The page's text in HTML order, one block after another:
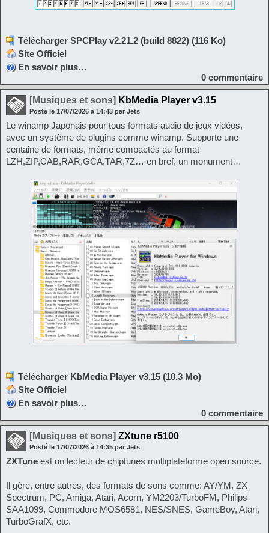
Télécharger SPCPlay v2.21.2 (build 8822) (116 Ko)
Site Officiel
En savoir plus…
0 commentaire
[Musiques et sons] KbMedia Player v3.15
Posté le 17/07/2026 à 14:43 par Jets
Le winamp Japonais pour tous formats audio de jeux vidéos,
avec un système de plugins comme winamp. Supporte une
centaine de formats, même compactés au format
LZH,ZIP,CAB,RAR,GCA,TAR,7Z… en bref, un monument…
Télécharger KbMedia Player v3.15 (10.3 Mo)
Site Officiel
En savoir plus…
0 commentaire
[Musiques et sons] ZXtune r5100
Posté le 17/07/2026 à 14:35 par Jets
ZXTune est un lecteur de chiptunes multiplateforme open source.
Il gère, entre autres, des formats de sons comme: AY/YM, ZX
Spectrum, PC, Amiga, Atari, Acorn, YM2203/TurboFM, Philips
SAA1099, Commodore MOS6581, NES/SNES, GameBoy, Atari,
TurboGrafX, etc.